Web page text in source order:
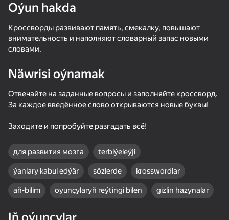
79
54
68
Oýun hakda
Кроссворды развивают память, смекалку, повышают
внимательность и наполняют словарный запас новыми
словами.
Näwrisi oýnamak
Отвечайте на заданные вопросы и заполняйте кроссворд.
За каждое введённое слово открываются новые буквы!
Заходите и попробуйте разгадать всё!
для развития мозга terbiýeleýji
ýanlary kabul edýär sözlerde krosswordlar
aň-bilim oyunçylaryň reýtingi bilen gizlin hazynalar